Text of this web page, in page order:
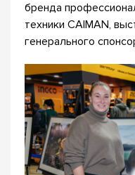
бренда
техники CAIMAN,
генерального